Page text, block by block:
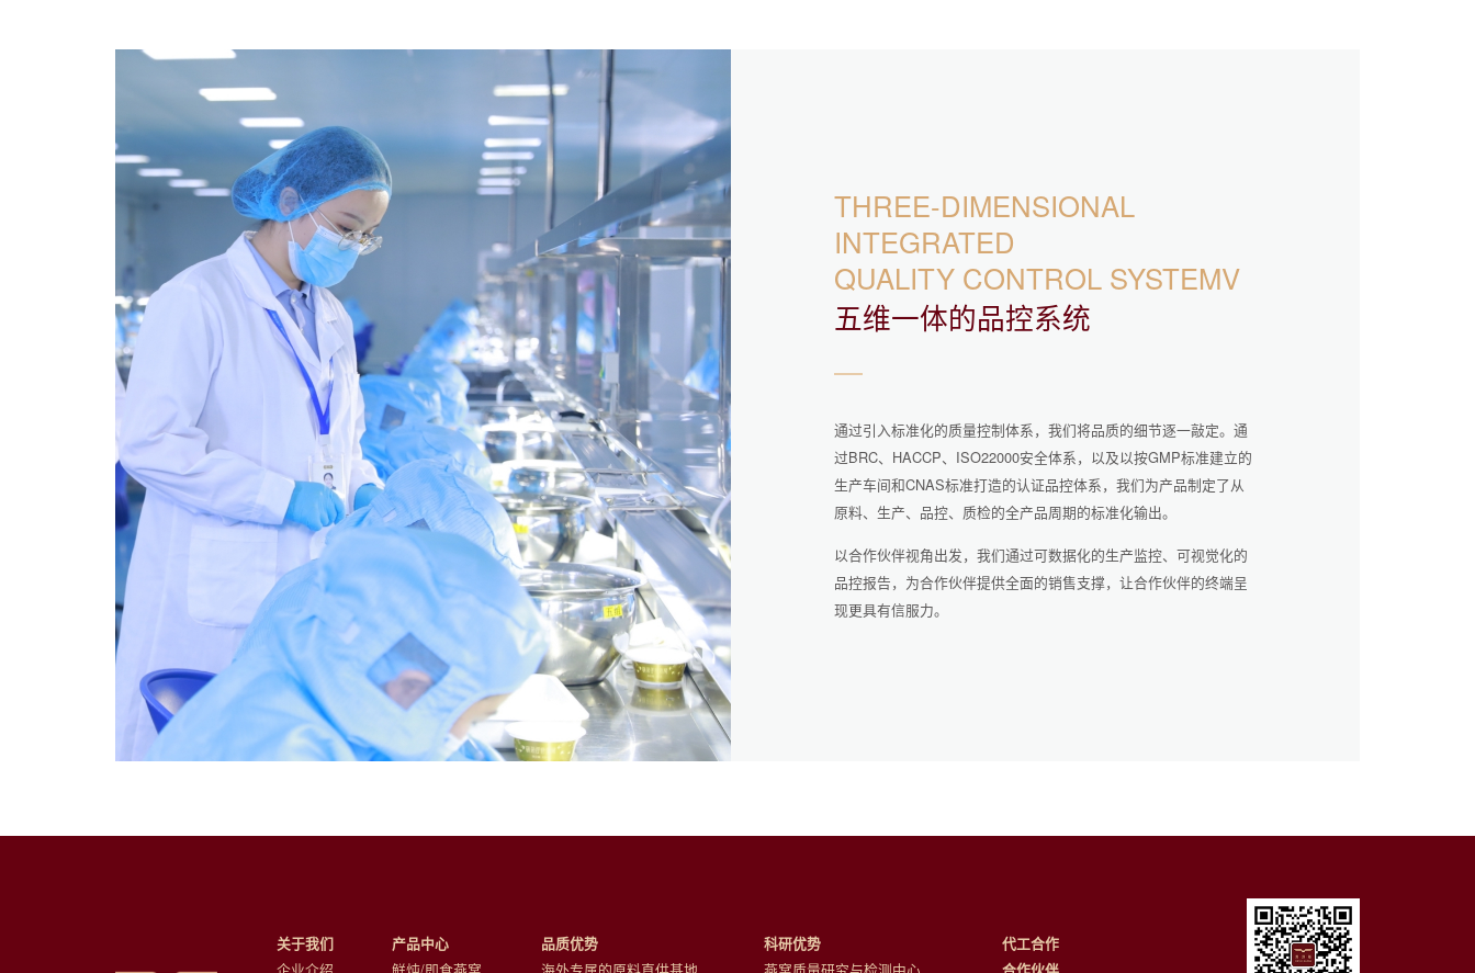
THREE-DIMENSIONAL
INTEGRATED
QUALITY CONTROL SYSTEMV
五维一体的品控系统
通过引入标准化的质量控制体系，我们将品质的细节逐一敲定。通
过BRC、HACCP、ISO22000安全体系，以及以按GMP标准建立的
生产车间和CNAS标准打造的认证品控体系，我们为产品制定了从
原料、生产、品控、质检的全产品周期的标准化输出。
以合作伙伴视角出发，我们通过可数据化的生产监控、可视觉化的
品控报告，为合作伙伴提供全面的销售支撑，让合作伙伴的终端呈
现更具有信服力。
关于我们 产品中心 品质优势 科研优势
代工合作